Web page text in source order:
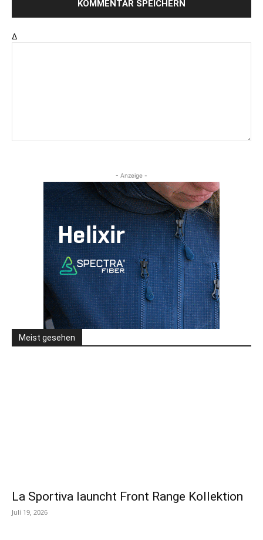
Δ
- Anzeige -
Meist gesehen
La Sportiva launcht Front Range Kollektion
Juli 19, 2026